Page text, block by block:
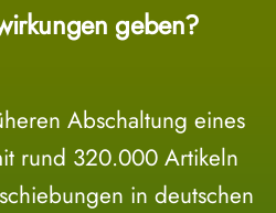
geben?
Abschaltung eines
rund 320.000 Artikeln
in deutschen